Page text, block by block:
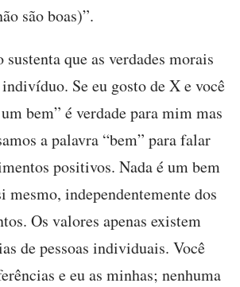
são boas)”.
que as verdades morais
Se eu gosto de X e você
bem” é verdade para mim mas
a palavra “bem” para falar
positivos. Nada é um bem
mesmo, independentemente dos
Os valores apenas existem
de pessoas individuais. Você
e eu as minhas; nenhuma